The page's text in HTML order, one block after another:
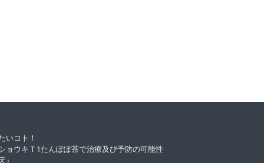
いコト！
ョウキＴ1たんぽぽ茶で治療及び予防の可能性